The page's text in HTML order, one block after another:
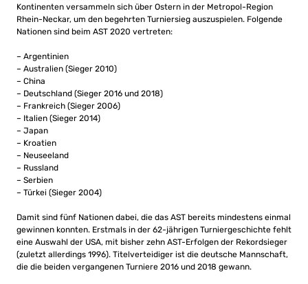
Kontinenten versammeln sich über Ostern in der Metropol-Region
Rhein-Neckar, um den begehrten Turniersieg auszuspielen. Folgende
Nationen sind beim AST 2020 vertreten:
– Argentinien
– Australien (Sieger 2010)
– China
– Deutschland (Sieger 2016 und 2018)
– Frankreich (Sieger 2006)
– Italien (Sieger 2014)
– Japan
– Kroatien
– Neuseeland
– Russland
– Serbien
– Türkei (Sieger 2004)
Damit sind fünf Nationen dabei, die das AST bereits mindestens einmal
gewinnen konnten. Erstmals in der 62-jährigen Turniergeschichte fehlt
eine Auswahl der USA, mit bisher zehn AST-Erfolgen der Rekordsieger
(zuletzt allerdings 1996). Titelverteidiger ist die deutsche Mannschaft,
die die beiden vergangenen Turniere 2016 und 2018 gewann.